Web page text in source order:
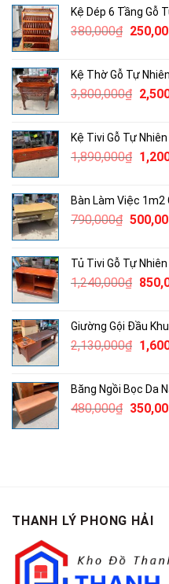
Kệ Dép 6 Tầng Gỗ
380,000₫ Giá
Kệ Thờ Gỗ Tự
3,800,000₫ Giá
Kệ Tivi Gỗ Tự
1,890,000₫ Giá
Bàn Làm Việc 1m2
790,000₫ Giá
Tủ Tivi Gỗ Tự
1,240,000₫ Giá
Giường Gội Đầu
2,130,000₫ Giá
Băng Ngồi Bọc Da
480,000₫ Giá
THANH LÝ PHONG HẢI